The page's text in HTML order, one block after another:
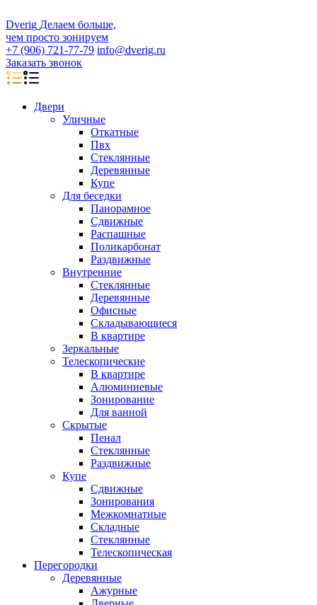
Dverig Делаем больше,
чем просто зонируем
+7 (906) 721-77-79 info@dverig.ru
Заказать звонок
Двери
Уличные
Откатные
Пвх
Стеклянные
Деревянные
Купе
Для беседки
Панорамное
Сдвижные
Распашные
Поликарбонат
Раздвижные
Внутренние
Стеклянные
Деревянные
Офисные
Складывающиеся
В квартире
Зеркальные
Телескопические
В квартире
Алюминиевые
Зонирование
Для ванной
Скрытые
Пенал
Стеклянные
Раздвижные
Купе
Сдвижные
Зонирования
Межкомнатные
Складные
Стеклянные
Телескопическая
Перегородки
Деревянные
Ажурные